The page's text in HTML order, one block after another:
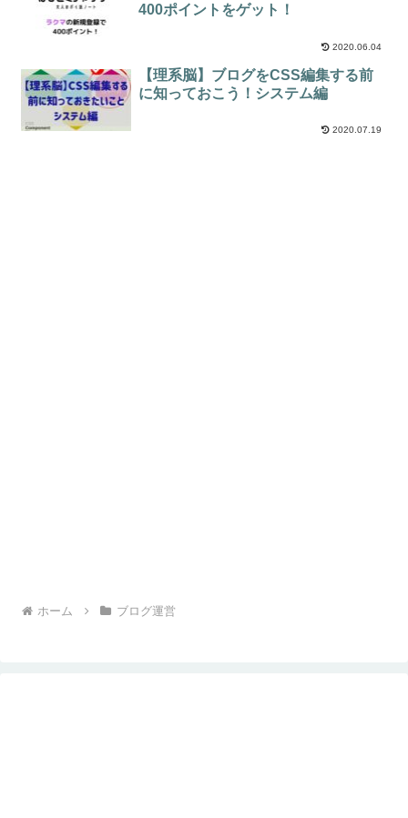
400ポイントをゲット！
2020.06.04
【理系脳】ブログをCSS編集する前
に知っておこう！システム編
2020.07.19
ホーム ブログ運営